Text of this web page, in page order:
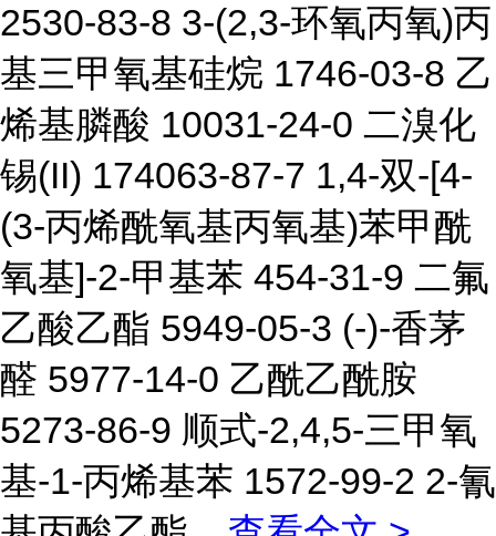
2530-83-8 3-(2,3-环氧丙氧)丙
基三甲氧基硅烷 1746-03-8 乙
烯基膦酸 10031-24-0 二溴化
锡(II) 174063-87-7 1,4-双-[4-
(3-丙烯酰氧基丙氧基)苯甲酰
氧基]-2-甲基苯 454-31-9 二氟
乙酸乙酯 5949-05-3 (-)-香茅
醛 5977-14-0 乙酰乙酰胺
5273-86-9 顺式-2,4,5-三甲氧
基-1-丙烯基苯 1572-99-2 2-氰